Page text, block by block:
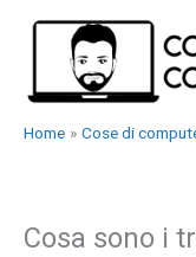
Home Cose di
Cosa sono i